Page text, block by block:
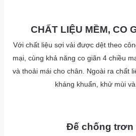
CHẤT LIỆU MỀM, CO
Với chất liệu sợi vải được dệt theo
mại, cùng khả năng co giãn 4 chiều
và thoải mái cho chân. Ngoài ra chất
kháng khuẩn, khử mùi
Đế chống